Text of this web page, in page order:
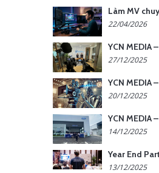
22/04/2026
27/12/2025
20/12/2025
14/12/2025
13/12/2025